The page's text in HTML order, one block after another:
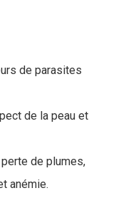
de parasites
de la peau et
perte de plumes,
anémie.